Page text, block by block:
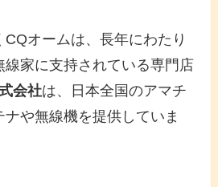
オームは、長年にわたり
線家に支持されている専門店
会社は、日本全国のアマチ
ナや無線機を提供していま